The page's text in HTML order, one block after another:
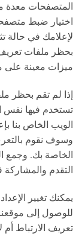
المتصفحات معدة
اختيار ضبط
لإعلامك في حالة
بحظر ملفات تعريف
ميزات معينة على
إذا لم تقم بحظر
تستخدم فيها نفس
الويب الخاص بنا
وسوف نقوم
الخاصة بك. وجمع
التقدم والمشاركة
يمكنك تغيير
للوصول إلى
تعريف الارتباط أم